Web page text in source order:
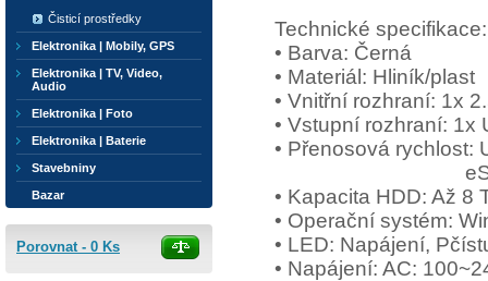
Technické specifikace:
• Barva: Černá
• Materiál: Hliník/plast
• Vnitřní rozhraní: 1x
• Vstupní rozhraní: 1x
• Přenosová rychlost:
eSATA až
• Kapacita HDD: Až 8
• Operační systém:
• LED: Napájení,
• Napájení: AC:
Čisticí prostředky
Elektronika | Mobily, GPS
Elektronika | TV, Video,
Audio
Elektronika | Foto
Elektronika | Baterie
Stavebniny
Bazar
Porovnat - 0 Ks